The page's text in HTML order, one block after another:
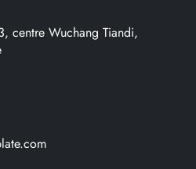
centre Wuchang Tiandi,